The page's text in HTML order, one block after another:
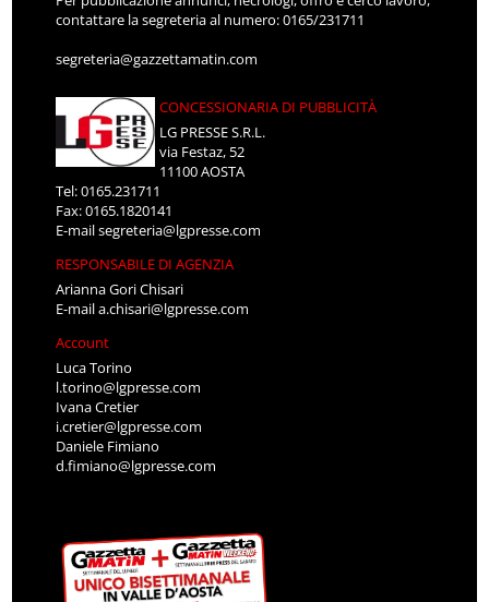
contattare la segreteria al numero: 0165/231711
segreteria@gazzettamatin.com
CONCESSIONARIA DI PUBBLICITÀ
LG PRESSE S.R.L.
via Festaz, 52
11100 AOSTA
Tel: 0165.231711
Fax: 0165.1820141
E-mailsegreteria@lgpresse.com
RESPONSABILE DI AGENZIA
Arianna Gori Chisari
E-maila.chisari@lgpresse.com
Account
Luca Torino
l.torino@lgpresse.com
Ivana Cretier
i.cretier@lgpresse.com
Daniele Fimiano
d.fimiano@lgpresse.com